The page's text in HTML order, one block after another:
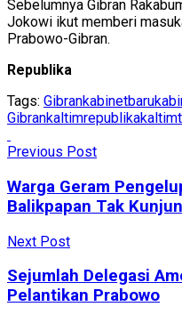
Sebelumnya Gibran
Jokowi ikut memberi
Prabowo-Gibran.
Republika
Tags: Gibrankabinetbaru
Gibrankaltimrepublika
Previous Post
Warga Geram
Balikpapan Tak
Next Post
Sejumlah Delegasi
Pelantikan Prabowo